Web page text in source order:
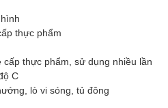
thực phẩm
thực phẩm, sử dụng nhiều lần
C
lò vi sóng, tủ đông